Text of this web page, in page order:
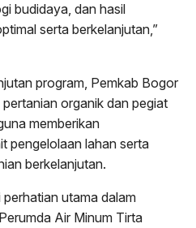
budidaya, dan hasil
serta berkelanjutan,”
program, Pemkab Bogor
organik dan pegiat
memberikan
pengelolaan lahan serta
berkelanjutan.
utama dalam
Air Minum Tirta